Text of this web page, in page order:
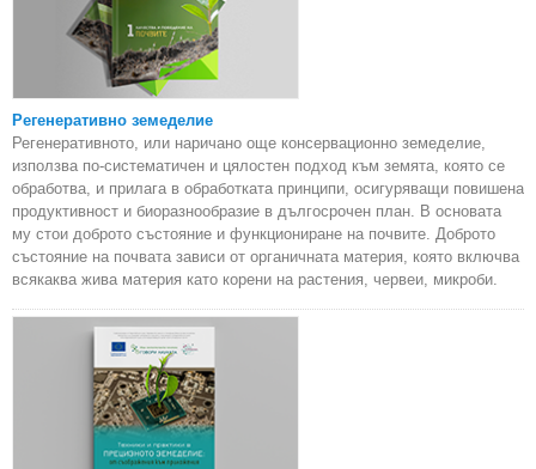
Регенеративно земеделие
Регенеративното, или наричано още консервационно земеделие,
използва по-систематичен и цялостен подход към земята, която се
обработва, и прилага в обработката принципи, осигуряващи повишена
продуктивност и биоразнообразие в дългосрочен план. В основата
му стои доброто състояние и функциониране на почвите. Доброто
състояние на почвата зависи от органичната материя, която включва
всякаква жива материя като корени на растения, червеи, микроби.